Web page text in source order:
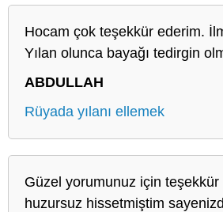
Hocam çok teşekkür ederim.
Yılan olunca bayağı tedirgin
ABDULLAH
Rüyada yılanı ellemek
Güzel yorumunuz için
huzursuz hissetmiştim